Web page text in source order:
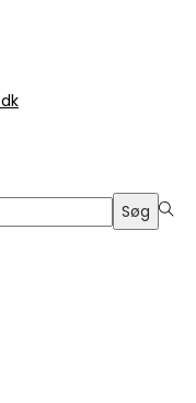
Søg